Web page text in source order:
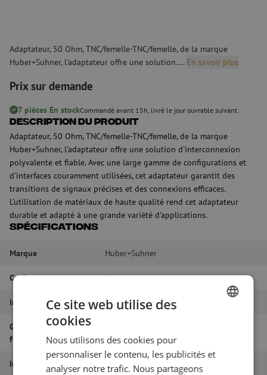
Adaptateur, 50 Ohm, TNC/femelle-TNC/femelle, de la marque
Huber+Suhner, l'adaptateur offre une solution.... En savoir plus
Prix sur demande
7 pièces En stockCommandé avant 15h, livré le jour ouvrable suivant.
Description du produit
Adaptateur, 50 Ohm, TNC/femelle-TNC/femelle, de la marque
Huber+Suhner, l'adaptateur offre une solution d'interconnexion
polyvalente et fiable. Avec une large gamme de configurations et
d'interfaces couramment utilisées, cet adaptateur garantit des
transitions de signaux précises et des connexions efficaces.
L'utilisation de matériaux de haute qualité rend cet adaptateur
durable et adapté à une grande variété d'applications.
Spécifications
Marque Huber+Suhner
Couleur Argent
Impédance 50 Ω
Gamme de
fréquences
Interface Prise TNC (femelle)
Ce site web utilise des
cookies
Nous utilisons des cookies pour
personnaliser le contenu, les publicités et
analyser notre trafic. Nous partageons